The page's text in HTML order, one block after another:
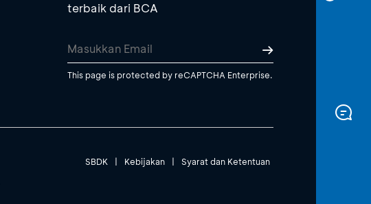
terbaik dari BCA
This page is protected by reCAPTCHA Enterprise.
SBDK | Kebijakan | Syarat dan Ketentuan